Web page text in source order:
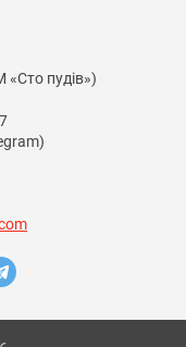
«Сто пудів»)